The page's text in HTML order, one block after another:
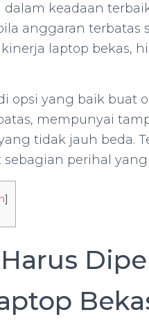
dalam keadaan
anggaran
laptop bekas,
opsi yang baik buat
mempunyai
tidak jauh beda.
sebagian perihal
]